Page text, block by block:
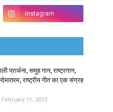
प्रार्थना, समूह गान, राष्ट्रगान,
राष्ट्रीय गीत का एक संग्रह
11, 2015